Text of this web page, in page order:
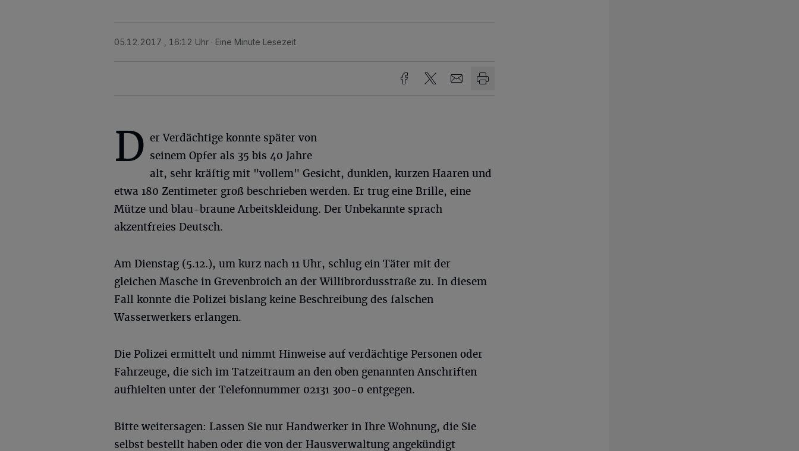
05.12.2017 , 16:12 Uhr Eine Minute Lesezeit
D er Verdächtige konnte später von
seinem Opfer als 35 bis 40 Jahre
alt, sehr kräftig mit "vollem" Gesicht, dunklen, kurzen Haaren und
etwa 180 Zentimeter groß beschrieben werden. Er trug eine Brille, eine
Mütze und blau-braune Arbeitskleidung. Der Unbekannte sprach
akzentfreies Deutsch.
Am Dienstag (5.12.), um kurz nach 11 Uhr, schlug ein Täter mit der
gleichen Masche in Grevenbroich an der Willibrordusstraße zu. In diesem
Fall konnte die Polizei bislang keine Beschreibung des falschen
Wasserwerkers erlangen.
Die Polizei ermittelt und nimmt Hinweise auf verdächtige Personen oder
Fahrzeuge, die sich im Tatzeitraum an den oben genannten Anschriften
aufhielten unter der Telefonnummer 02131 300-0 entgegen.
Bitte weitersagen: Lassen Sie nur Handwerker in Ihre Wohnung, die Sie
selbst bestellt haben oder die von der Hausverwaltung angekündigt